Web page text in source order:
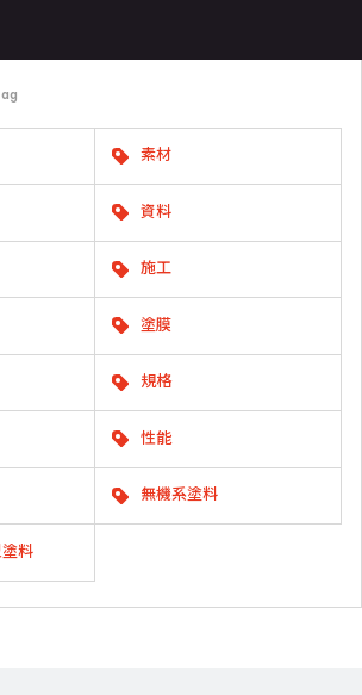
素材
資料
施工
塗膜
規格
性能
無機系塗料
料